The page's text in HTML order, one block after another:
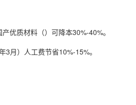
优质材料（）可降本30%-40%。
3月）人工费节省10%-15%。